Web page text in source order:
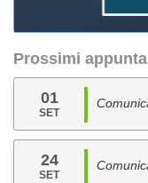
Prossimi
01
SET
24
SET